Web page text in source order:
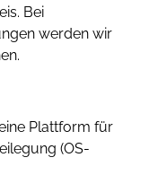
Bei
werden wir
Plattform für
(OS-